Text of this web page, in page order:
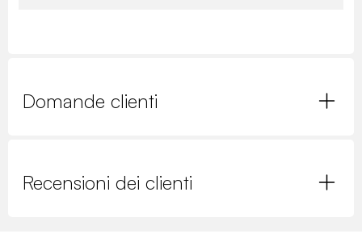
Domande clienti
Recensioni dei clienti